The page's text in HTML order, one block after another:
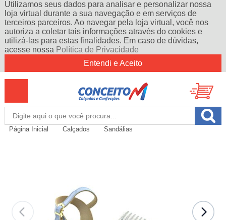
Utilizamos seus dados para analisar e personalizar nossa
loja virtual durante a sua navegação e em serviços de
terceiros parceiros. Ao navegar pela loja virtual, você nos
autoriza a coletar tais informações através do cookies e
utilizá-las para estas finalidades. Em caso de dúvidas,
acesse nossa Política de Privacidade
Entendi e Aceito
Página Inicial Calçados Sandálias